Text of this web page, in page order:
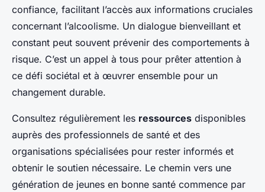
confiance, facilitant l’accès aux informations cruciales
concernant l’alcoolisme. Un dialogue bienveillant et
constant peut souvent prévenir des comportements à
risque. C’est un appel à tous pour prêter attention à
ce défi sociétal et à œuvrer ensemble pour un
changement durable.
Consultez régulièrement les ressources disponibles
auprès des professionnels de santé et des
organisations spécialisées pour rester informés et
obtenir le soutien nécessaire. Le chemin vers une
génération de jeunes en bonne santé commence par